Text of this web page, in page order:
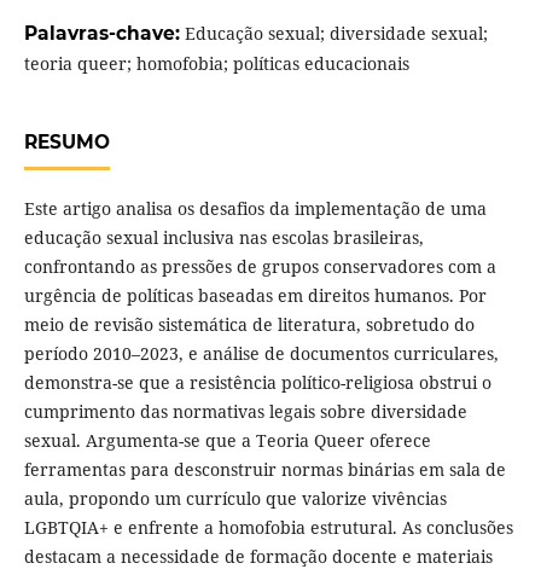
Palavras-chave: Educação sexual; diversidade sexual;
teoria queer; homofobia; políticas educacionais
RESUMO
Este artigo analisa os desafios da implementação de uma
educação sexual inclusiva nas escolas brasileiras,
confrontando as pressões de grupos conservadores com a
urgência de políticas baseadas em direitos humanos. Por
meio de revisão sistemática de literatura, sobretudo do
período 2010–2023, e análise de documentos curriculares,
demonstra-se que a resistência político-religiosa obstrui o
cumprimento das normativas legais sobre diversidade
sexual. Argumenta-se que a Teoria Queer oferece
ferramentas para desconstruir normas binárias em sala de
aula, propondo um currículo que valorize vivências
LGBTQIA+ e enfrente a homofobia estrutural. As conclusões
destacam a necessidade de formação docente e materiais